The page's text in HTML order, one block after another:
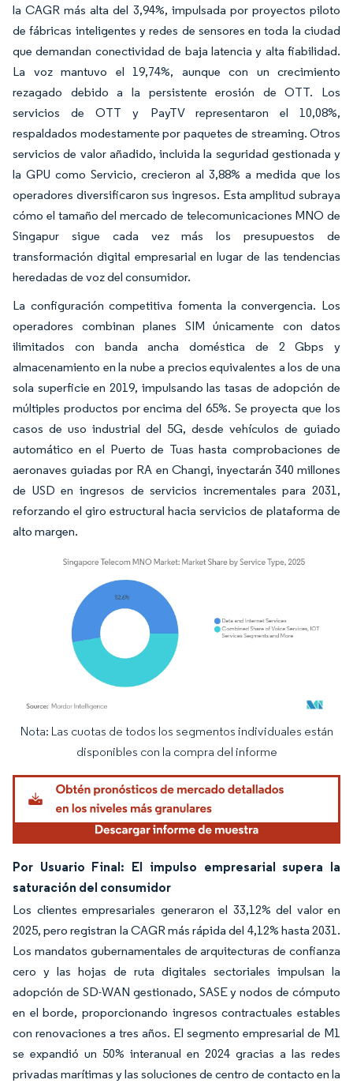
la CAGR más alta del 3,94%, impulsada por proyectos piloto
de fábricas inteligentes y redes de sensores en toda la ciudad
que demandan conectividad de baja latencia y alta fiabilidad.
La voz mantuvo el 19,74%, aunque con un crecimiento
rezagado debido a la persistente erosión de OTT. Los
servicios de OTT y PayTV representaron el 10,08%,
respaldados modestamente por paquetes de streaming. Otros
servicios de valor añadido, incluida la seguridad gestionada y
la GPU como Servicio, crecieron al 3,88% a medida que los
operadores diversificaron sus ingresos. Esta amplitud subraya
cómo el tamaño del mercado de telecomunicaciones MNO de
Singapur sigue cada vez más los presupuestos de
transformación digital empresarial en lugar de las tendencias
heredadas de voz del consumidor.
La configuración competitiva fomenta la convergencia. Los
operadores combinan planes SIM únicamente con datos
ilimitados con banda ancha doméstica de 2 Gbps y
almacenamiento en la nube a precios equivalentes a los de una
sola superficie en 2019, impulsando las tasas de adopción de
múltiples productos por encima del 65%. Se proyecta que los
casos de uso industrial del 5G, desde vehículos de guiado
automático en el Puerto de Tuas hasta comprobaciones de
aeronaves guiadas por RA en Changi, inyectarán 340 millones
de USD en ingresos de servicios incrementales para 2031,
reforzando el giro estructural hacia servicios de plataforma de
alto margen.
Imagen © Mordor Intelligence. El uso requiere atribución según CC BY 4.0.
Nota: Las cuotas de todos los segmentos individuales están
disponibles con la compra del informe
Por Usuario Final: El impulso empresarial supera la
saturación del consumidor
Los clientes empresariales generaron el 33,12% del valor en
2025, pero registran la CAGR más rápida del 4,12% hasta 2031.
Los mandatos gubernamentales de arquitecturas de confianza
cero y las hojas de ruta digitales sectoriales impulsan la
adopción de SD-WAN gestionado, SASE y nodos de cómputo
en el borde, proporcionando ingresos contractuales estables
con renovaciones a tres años. El segmento empresarial de M1
se expandió un 50% interanual en 2024 gracias a las redes
privadas marítimas y las soluciones de centro de contacto en la